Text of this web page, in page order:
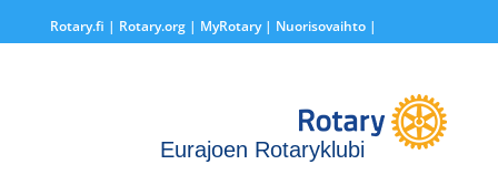
Rotary.fi | Rotary.org| MyRotary | Nuorisovaihto|
Eurajoen Rotaryklubi